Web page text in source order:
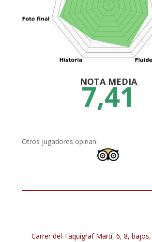
NOTA MEDIA
7,41
Otros jugadores opinan:
Carrer del Taquígraf Martí, 6, 8,